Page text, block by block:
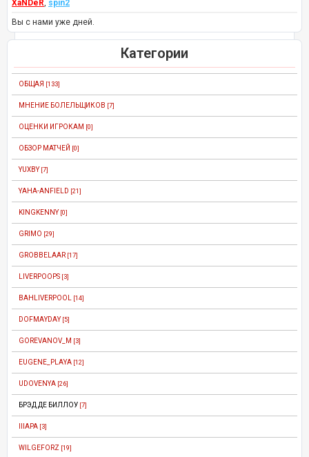
XaNDeR, spin2
Вы с нами уже дней.
Категории
ОБЩАЯ [133]
МНЕНИЕ БОЛЕЛЬЩИКОВ [7]
ОЦЕНКИ ИГРОКАМ [0]
ОБЗОР МАТЧЕЙ [0]
YUXBY [7]
YAHA-ANFIELD [21]
KINGKENNY [0]
GRIMO [29]
GROBBELAAR [17]
LIVERPOOPS [3]
BAHLIVERPOOL [14]
DOFMAYDAY [5]
GOREVANOV_M [3]
EUGENE_PLAYA [12]
UDOVENYA [26]
БРЭД ДЕ БИЛЛОУ [7]
IIIAPA [3]
WILGEFORZ [19]